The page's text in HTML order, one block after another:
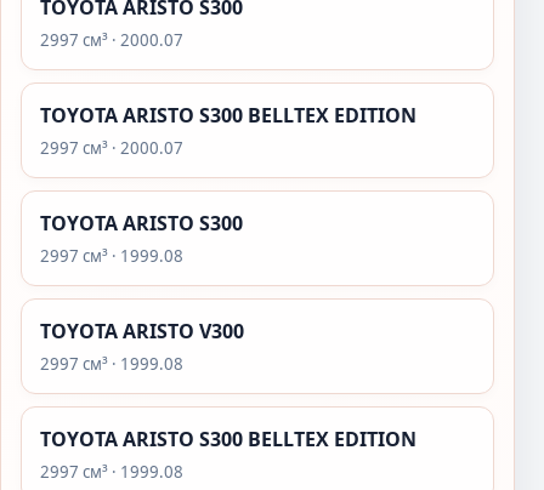
TOYOTA ARISTO S300
2997 см³ · 2000.07
TOYOTA ARISTO S300 BELLTEX EDITION
2997 см³ · 2000.07
TOYOTA ARISTO S300
2997 см³ · 1999.08
TOYOTA ARISTO V300
2997 см³ · 1999.08
TOYOTA ARISTO S300 BELLTEX EDITION
2997 см³ · 1999.08